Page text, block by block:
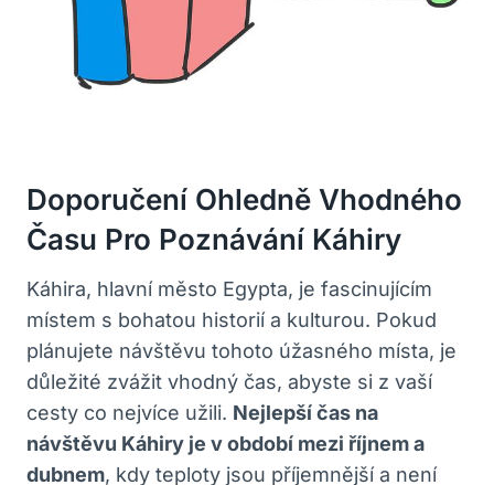
Doporučení Ohledně Vhodného
Času Pro Poznávání Káhiry
Káhira, hlavní město Egypta, je fascinujícím
místem s bohatou historií a kulturou. Pokud
plánujete návštěvu tohoto úžasného místa, je
důležité zvážit vhodný čas, abyste si z vaší
cesty co nejvíce užili. Nejlepší čas na
návštěvu Káhiry je v období mezi říjnem a
dubnem, kdy teploty jsou příjemnější a není